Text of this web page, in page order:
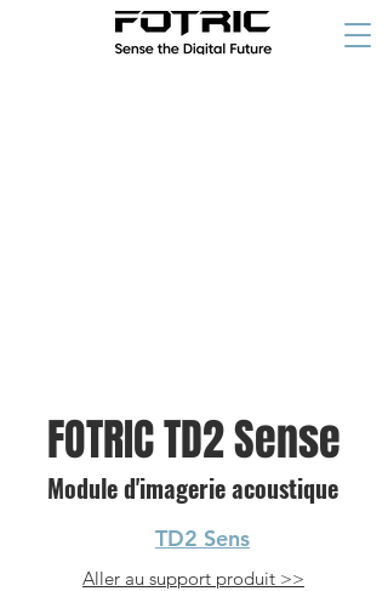
FOTRIC TD2 Sense
Module d'imagerie acoustique
TD2 Sens
Aller au support produit >>